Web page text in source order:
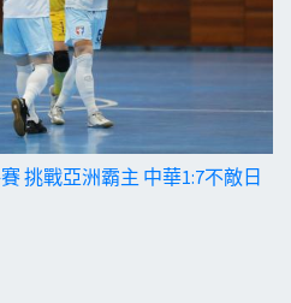
挑戰亞洲霸主 中華1:7不敵日